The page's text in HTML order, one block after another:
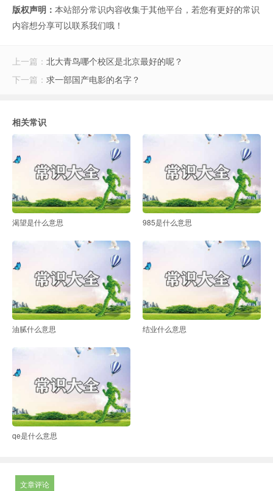
版权声明： 本站部分常识内容收集于其他平台，若您有更好的常识
内容想分享可以联系我们哦！
上一篇： 北大青鸟哪个校区是北京最好的呢？
下一篇： 求一部国产电影的名字？
相关常识
渴望是什么意思 985是什么意思
油腻什么意思 结业什么意思
qe是什么意思
文章评论